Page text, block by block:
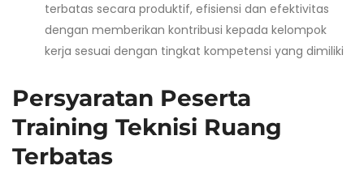
terbatas secara produktif, efisiensi dan efektivitas
dengan memberikan kontribusi kepada kelompok
kerja sesuai dengan tingkat kompetensi yang dimiliki
Persyaratan Peserta
Training Teknisi Ruang
Terbatas